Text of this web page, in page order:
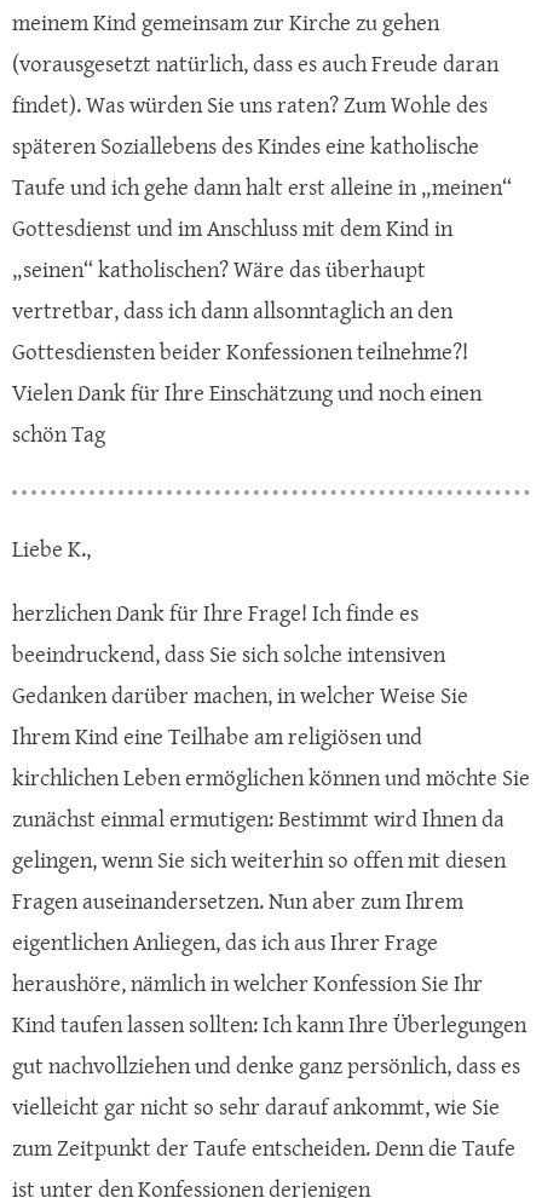
meinem Kind gemeinsam zur Kirche zu gehen
(vorausgesetzt natürlich, dass es auch Freude daran
findet). Was würden Sie uns raten? Zum Wohle des
späteren Soziallebens des Kindes eine katholische
Taufe und ich gehe dann halt erst alleine in „meinen“
Gottesdienst und im Anschluss mit dem Kind in
„seinen“ katholischen? Wäre das überhaupt
vertretbar, dass ich dann allsonntaglich an den
Gottesdiensten beider Konfessionen teilnehme?!
Vielen Dank für Ihre Einschätzung und noch einen
schön Tag
Liebe K.,
herzlichen Dank für Ihre Frage! Ich finde es
beeindruckend, dass Sie sich solche intensiven
Gedanken darüber machen, in welcher Weise Sie
Ihrem Kind eine Teilhabe am religiösen und
kirchlichen Leben ermöglichen können und möchte Sie
zunächst einmal ermutigen: Bestimmt wird Ihnen da
gelingen, wenn Sie sich weiterhin so offen mit diesen
Fragen auseinandersetzen. Nun aber zum Ihrem
eigentlichen Anliegen, das ich aus Ihrer Frage
heraushöre, nämlich in welcher Konfession Sie Ihr
Kind taufen lassen sollten: Ich kann Ihre Überlegungen
gut nachvollziehen und denke ganz persönlich, dass es
vielleicht gar nicht so sehr darauf ankommt, wie Sie
zum Zeitpunkt der Taufe entscheiden. Denn die Taufe
ist unter den Konfessionen derjenigen